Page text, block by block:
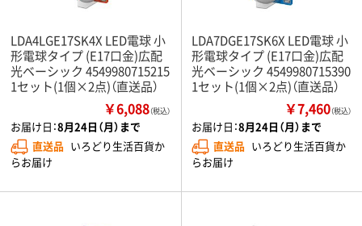
LDA4LGE17SK4X LED電球 小
形電球タイプ (E17口金)広配
光ベーシック 4549980715215
1セット(1個×2点)（直送品）
￥6,088（税込）
お届け日：8月24日（月）まで
直送品 いろどり生活百貨か
らお届け
LDA7DGE17SK6X LED電球 小
形電球タイプ (E17口金)広配
光ベーシック 4549980715390
1セット(1個×2点)（直送品）
￥7,460（税込）
お届け日：8月24日（月）まで
直送品 いろどり生活百貨か
らお届け